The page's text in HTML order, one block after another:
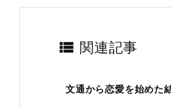
 関連記事
文通から恋愛を始めた